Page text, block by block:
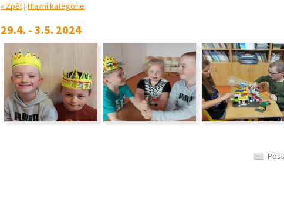
« Zpět| Hlavní kategorie
29.4. - 3.5. 2024